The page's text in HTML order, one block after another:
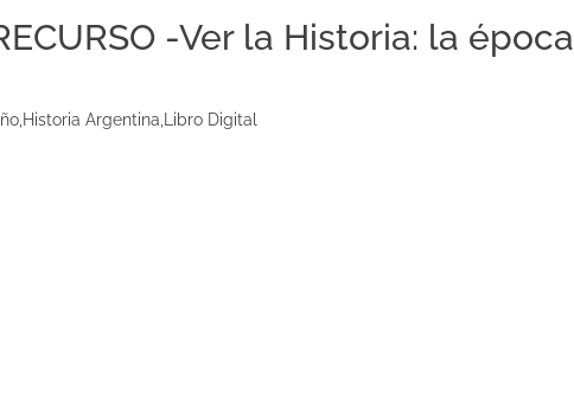
-Ver la Historia: la época
Historia Argentina Libro Digital